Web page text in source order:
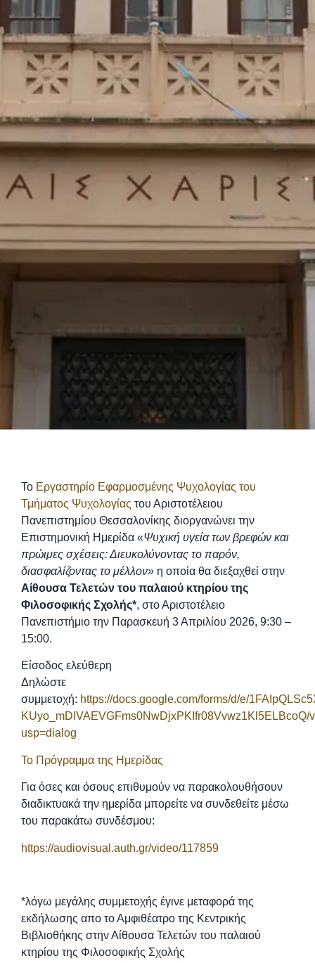
Το Εργαστηρίο Εφαρμοσμένης Ψυχολογίας του
Τμήματος Ψυχολογίας του Αριστοτέλειου
Πανεπιστημίου Θεσσαλονίκης διοργανώνει την
Επιστημονική Ημερίδα «Ψυχική υγεία των βρεφών και
πρώιμες σχέσεις: Διευκολύνοντας το παρόν,
διασφαλίζοντας το μέλλον» η οποία θα διεξαχθεί στην
Αίθουσα Τελετών του παλαιού κτηρίου της
Φιλοσοφικής Σχολής*, στο Αριστοτέλειο
Πανεπιστήμιο την Παρασκευή 3 Απριλίου 2026, 9:30 –
15:00.
Είσοδος ελεύθερη
Δηλώστε
συμμετοχή: https://docs.google.com/forms/d/e/
KUyo_mDIVAEVGFms0NwDjxPKIfr08Vvwz1Kl5ELBcoQ/
usp=dialog
Το Πρόγραμμα της Ημερίδας
Για όσες και όσους επιθυμούν να παρακολουθήσουν
διαδικτυακά την ημερίδα μπορείτε να συνδεθείτε μέσω
του παρακάτω συνδέσμου:
https://audiovisual.auth.gr/video/117859
*λόγω μεγάλης συμμετοχής έγινε μεταφορά της
εκδήλωσης απο το Αμφιθέατρο της Κεντρικής
Βιβλιοθήκης στην Αίθουσα Τελετών του παλαιού
κτηρίου της Φιλοσοφικής Σχολής